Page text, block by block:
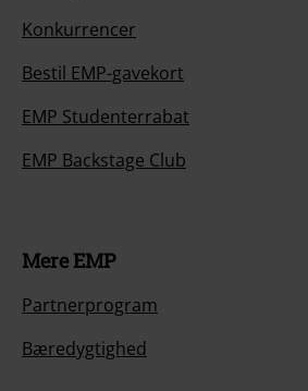
Konkurrencer
Bestil EMP-gavekort
EMP Studenterrabat
EMP Backstage Club
Mere EMP
Partnerprogram
Bæredygtighed